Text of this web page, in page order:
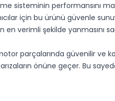
sisteminin performansını
için bu ürünü güvenle
verimli şekilde yanmasını
parçalarında güvenilir ve
önüne geçer. Bu